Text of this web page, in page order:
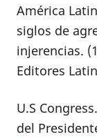
América
siglos de
injerencias.
Editores
U.S
del